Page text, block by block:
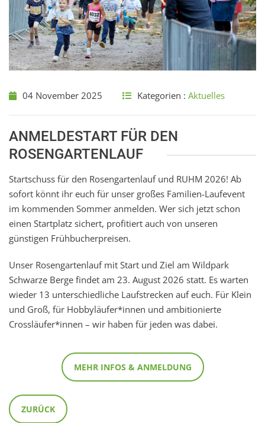
04 November 2025 Kategorien : Aktuelles
ANMELDESTART FÜR DEN
ROSENGARTENLAUF
Startschuss für den Rosengartenlauf und RUHM 2026! Ab
sofort könnt ihr euch für unser großes Familien-Laufevent
im kommenden Sommer anmelden. Wer sich jetzt schon
einen Startplatz sichert, profitiert auch von unseren
günstigen Frühbucherpreisen.
Unser Rosengartenlauf mit Start und Ziel am Wildpark
Schwarze Berge findet am 23. August 2026 statt. Es warten
wieder 13 unterschiedliche Laufstrecken auf euch. Für Klein
und Groß, für Hobbyläufer*innen und ambitionierte
Crossläufer*innen – wir haben für jeden was dabei.
MEHR INFOS & ANMELDUNG
ZURÜCK